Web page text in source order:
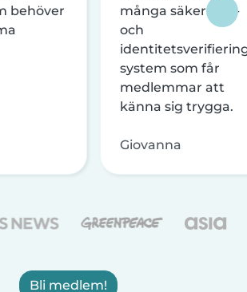
behöver
många säkerhets-
och
system som får
medlemmar att
känna sig trygga.
Giovanna
Bli medlem!